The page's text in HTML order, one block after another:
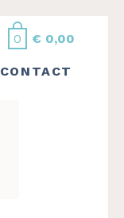
0 € 0,00
CONTACT